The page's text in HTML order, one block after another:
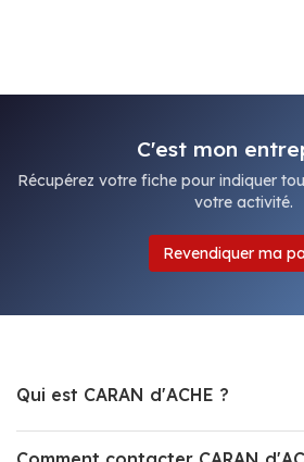
C'est mon
Récupérez votre fiche pour indiquer
votre activité.
Revendiquer ma
Qui est CARAN d'ACHE ?